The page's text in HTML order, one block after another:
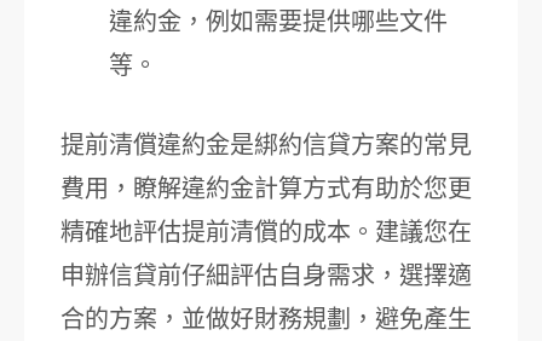
違約金，例如需要提供哪些文件
等。
提前清償違約金是綁約信貸方案的常見
費用，瞭解違約金計算方式有助於您更
精確地評估提前清償的成本。建議您在
申辦信貸前仔細評估自身需求，選擇適
合的方案，並做好財務規劃，避免產生